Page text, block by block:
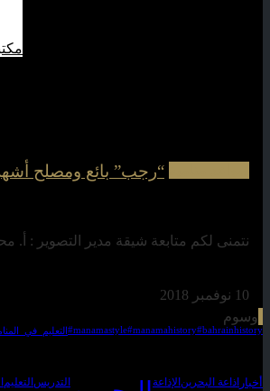
“رجب” بائع ومصلح
نتمنى لكم متابعة شيقة مدير التصوير : أ.
10 نوفمبر 2018
وسوم
#bahrainhistory
#manamahistory
#manamastyle
أخبار اذاعة البحرين الإذاعة التدريس التعليم